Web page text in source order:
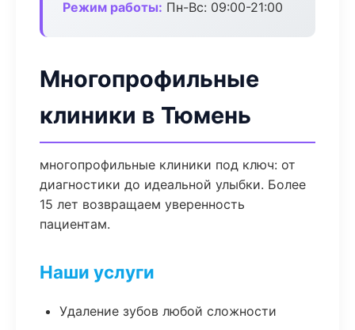
Режим работы: Пн-Вс: 09:00-21:00
Многопрофильные
клиники в Тюмень
многопрофильные клиники под ключ: от
диагностики до идеальной улыбки. Более
15 лет возвращаем уверенность
пациентам.
Наши услуги
Удаление зубов любой сложности